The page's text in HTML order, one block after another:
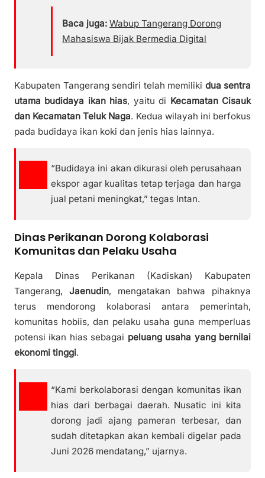
Baca juga: Wabup Tangerang Dorong
Mahasiswa Bijak Bermedia Digital
Kabupaten Tangerang sendiri telah memiliki dua sentra
utama budidaya ikan hias, yaitu di Kecamatan Cisauk
dan Kecamatan Teluk Naga. Kedua wilayah ini berfokus
pada budidaya ikan koki dan jenis hias lainnya.
“Budidaya ini akan dikurasi oleh perusahaan
ekspor agar kualitas tetap terjaga dan harga
jual petani meningkat,” tegas Intan.
Dinas Perikanan Dorong Kolaborasi
Komunitas dan Pelaku Usaha
Kepala Dinas Perikanan (Kadiskan) Kabupaten
Tangerang, Jaenudin, mengatakan bahwa pihaknya
terus mendorong kolaborasi antara pemerintah,
komunitas hobiis, dan pelaku usaha guna memperluas
potensi ikan hias sebagai peluang usaha yang bernilai
ekonomi tinggi.
“Kami berkolaborasi dengan komunitas ikan
hias dari berbagai daerah. Nusatic ini kita
dorong jadi ajang pameran terbesar, dan
sudah ditetapkan akan kembali digelar pada
Juni 2026 mendatang,” ujarnya.